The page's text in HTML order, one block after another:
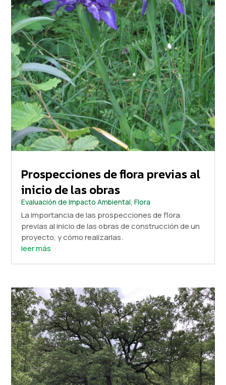
Prospecciones de flora previas al
inicio de las obras
Evaluación de Impacto Ambiental,Flora
La importancia de las prospecciones de flora
previas al inicio de las obras de construcción de un
proyecto, y cómo realizarlas.
leer más